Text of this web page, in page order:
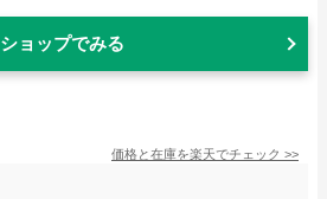
ショップでみる
価格と在庫を楽天でチェック >>